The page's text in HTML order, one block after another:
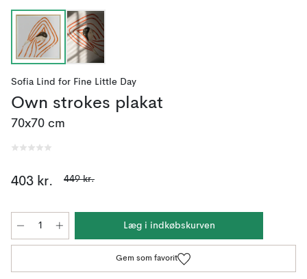
Sofia Lind for Fine Little Day
Own strokes plakat
70x70 cm
403 kr. 449 kr.
Læg i indkøbskurven
Gem som favorit